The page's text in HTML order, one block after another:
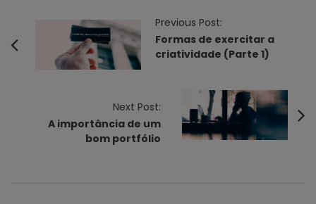
Previous Post:
Formas de exercitar a
criatividade (Parte 1)
Next Post:
A importância de um
bom portfólio